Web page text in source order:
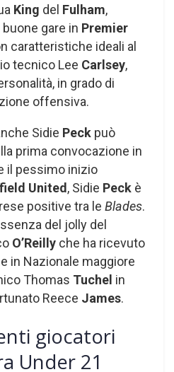
King del Fulham,
gare in Premier
caratteristiche ideali al
tecnico Lee Carlsey,
in grado di
offensiva.
Sidie Peck può
prima convocazione in
il pessimo inizio
United, Sidie Peck è
positive tra le Blades.
del jolly del
O’Reilly che ha ricevuto
in Nazionale maggiore
Thomas Tuchel in
Reece James.
giocatori
Under 21